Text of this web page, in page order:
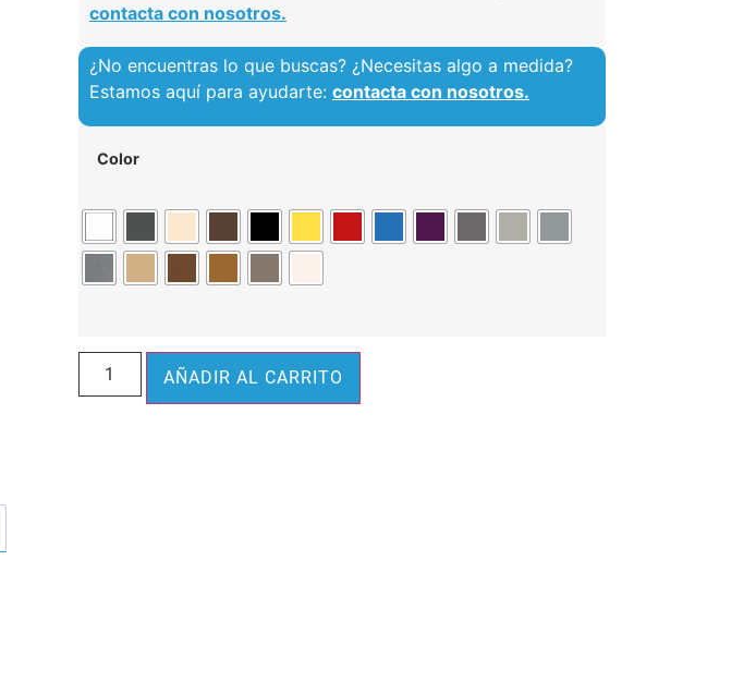
contacta con nosotros.
¿No encuentras lo que buscas? ¿Necesitas algo a medida?
Estamos aquí para ayudarte: contacta con nosotros.
Color
AÑADIR AL CARRITO